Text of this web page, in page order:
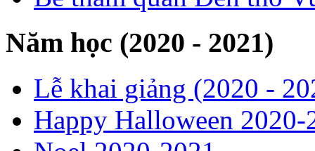
Năm học (2020 - 2021)
Lễ khai giảng (2020 -
Happy Halloween 2020-